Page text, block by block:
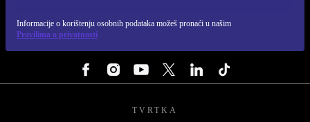
Informacije o korištenju osobnih podataka možeš pronaći u našim
Pravilima o privatnosti
TVRTKA